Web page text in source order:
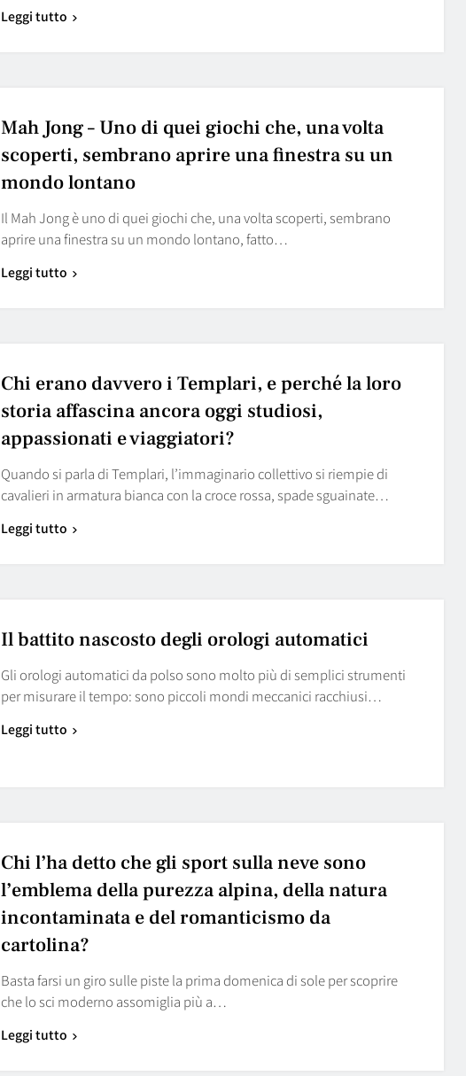
Leggi tutto
Mah Jong – Uno di quei giochi che, una volta
scoperti, sembrano aprire una finestra su un
mondo lontano
Il Mah Jong è uno di quei giochi che, una volta scoperti, sembrano
aprire una finestra su un mondo lontano, fatto…
Leggi tutto
Chi erano davvero i Templari, e perché la loro
storia affascina ancora oggi studiosi,
appassionati e viaggiatori?
Quando si parla di Templari, l’immaginario collettivo si riempie di
cavalieri in armatura bianca con la croce rossa, spade sguainate…
Leggi tutto
Il battito nascosto degli orologi automatici
Gli orologi automatici da polso sono molto più di semplici strumenti
per misurare il tempo: sono piccoli mondi meccanici racchiusi…
Leggi tutto
Chi l’ha detto che gli sport sulla neve sono
l’emblema della purezza alpina, della natura
incontaminata e del romanticismo da
cartolina?
Basta farsi un giro sulle piste la prima domenica di sole per scoprire
che lo sci moderno assomiglia più a…
Leggi tutto